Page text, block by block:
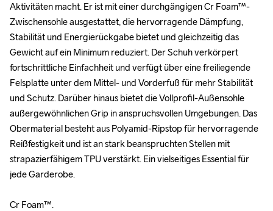
Aktivitäten macht. Er ist mit einer durchgängigen Cr Foam™-
Zwischensohle ausgestattet, die hervorragende Dämpfung,
Stabilität und Energierückgabe bietet und gleichzeitig das
Gewicht auf ein Minimum reduziert. Der Schuh verkörpert
fortschrittliche Einfachheit und verfügt über eine freiliegende
Felsplatte unter dem Mittel- und Vorderfuß für mehr Stabilität
und Schutz. Darüber hinaus bietet die Vollprofil-Außensohle
außergewöhnlichen Grip in anspruchsvollen Umgebungen. Das
Obermaterial besteht aus Polyamid-Ripstop für hervorragende
Reißfestigkeit und ist an stark beanspruchten Stellen mit
strapazierfähigem TPU verstärkt. Ein vielseitiges Essential für
jede Garderobe.
Cr Foam™.
Aktivitäten macht. Er ist mit einer durchgängigen Cr Foam™-
Zwischensohle ausgestattet, die hervorragende Dämpfung,
Stabilität und Energierückgabe bietet und gleichzeitig das
Gewicht auf ein Minimum reduziert. Der Schuh verkörpert
fortschrittliche Einfachheit und verfügt über eine freiliegende
Felsplatte unter dem Mittel- und Vorderfuß für mehr Stabilität
und Schutz. Darüber hinaus bietet die Vollprofil-Außensohle
außergewöhnlichen Grip in anspruchsvollen Umgebungen. Das
Obermaterial besteht aus Polyamid-Ripstop für hervorragende
Reißfestigkeit und ist an stark beanspruchten Stellen mit
strapazierfähigem TPU verstärkt. Ein vielseitiges Essential für
jede Garderobe.
Cr Foam™.